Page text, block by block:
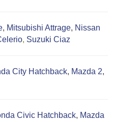
, Mitsubishi Attrage, Nissan
, Suzuki Ciaz
City Hatchback, Mazda 2,
Civic Hatchback, Mazda